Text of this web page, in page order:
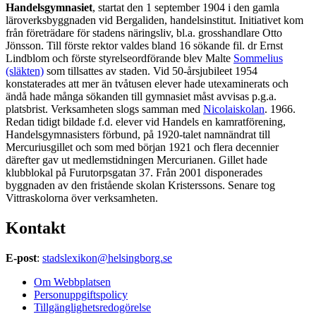
Handelsgymnasiet, startat den 1 september 1904 i den gamla
läroverksbyggnaden vid Bergaliden, handelsinstitut. Initiativet kom
från företrädare för stadens näringsliv, bl.a. grosshandlare Otto
Jönsson. Till förste rektor valdes bland 16 sökande fil. dr Ernst
Lindblom och förste styrelseordförande blev Malte Sommelius
(släkten) som tillsattes av staden. Vid 50-årsjubileet 1954
konstaterades att mer än tvåtusen elever hade utexaminerats och
ändå hade många sökanden till gymnasiet måst avvisas p.g.a.
platsbrist. Verksamheten slogs samman med Nicolaiskolan. 1966.
Redan tidigt bildade f.d. elever vid Handels en kamratförening,
Handelsgymnasisters förbund, på 1920-talet namnändrat till
Mercuriusgillet och som med början 1921 och flera decennier
därefter gav ut medlemstidningen Mercurianen. Gillet hade
klubblokal på Furutorpsgatan 37. Från 2001 disponerades
byggnaden av den fristående skolan Kristerssons. Senare tog
Vittraskolorna över verksamheten.
Kontakt
E-post: stadslexikon@helsingborg.se
Om Webbplatsen
Personuppgiftspolicy
Tillgänglighetsredogörelse